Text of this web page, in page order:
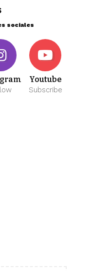
sociales
Youtube
Subscribe